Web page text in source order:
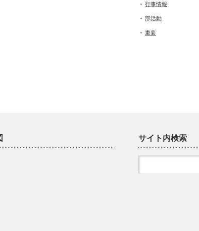
行事情報
部活動
重要
サイト内検索